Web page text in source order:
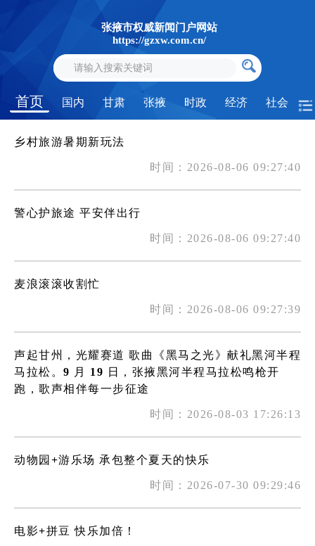
张掖市权威新闻门户网站
https://gzxw.com.cn/
首页 国内 甘肃 张掖 时政 经济 社会
乡村旅游暑期新玩法
时间：2026-08-06 09:27:40
警心护旅途 平安伴出行
时间：2026-08-06 09:27:40
麦浪滚滚收割忙
时间：2026-08-06 09:27:39
声起甘州，光耀赛道 歌曲《黑马之光》献礼黑河半程
马拉松。9 月 19 日，张掖黑河半程马拉松鸣枪开
跑，歌声相伴每一步征途
时间：2026-08-03 17:26:13
动物园+游乐场 承包整个夏天的快乐
时间：2026-07-30 09:29:46
电影+拼豆 快乐加倍！